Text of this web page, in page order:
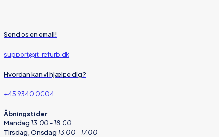
Send os en email!
support@it-refurb.dk
Hvordan kan vi hjælpe dig?
+45 9340 0004
Åbningstider
Mandag 13.00 - 18.00
Tirsdag, Onsdag 13.00 - 17.00